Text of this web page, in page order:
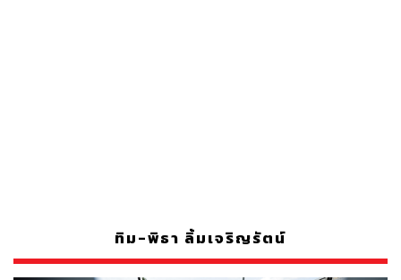
ทิม-พิธา ลิ้มเจริญรัตน์